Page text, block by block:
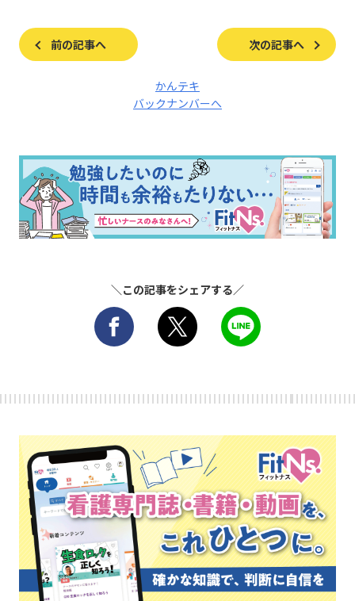
前の記事へ 次の記事へ
かんテキ
バックナンバーへ
＼この記事をシェアする／